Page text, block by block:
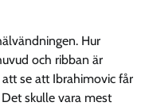
Hur
och ribban är
se att Ibrahimovic får
skulle vara mest